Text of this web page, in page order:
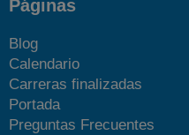
Páginas
Blog
Calendario
Carreras finalizadas
Portada
Preguntas Frecuentes